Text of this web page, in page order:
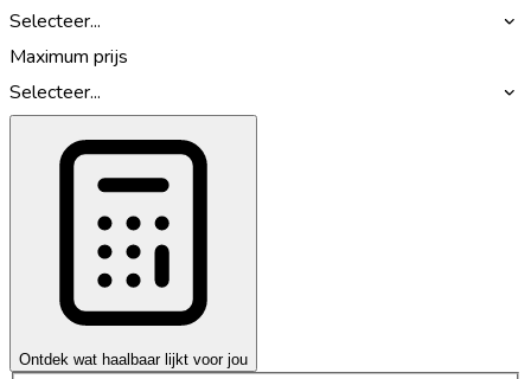
Selecteer...
Maximum prijs
Selecteer...
Ontdek wat haalbaar lijkt voor jou